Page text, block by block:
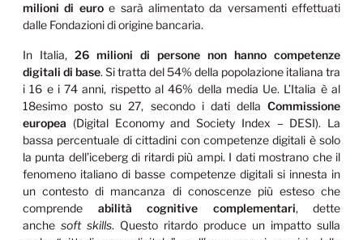
milioni di euroe sarà alimentato da versamenti effettuati
dalle Fondazioni di origine bancaria.
In Italia, 26 milioni di persone non hanno competenze
digitali di base. Si tratta del 54% della popolazione italiana tra
i 16 e i 74 anni, rispetto al 46% della media Ue. L’Italia è al
18esimo posto su 27, secondo i dati della Commissione
europea (Digital Economy and Society Index – DESI). La
bassa percentuale di cittadini con competenze digitali è solo
la punta dell’iceberg di ritardi più ampi. I dati mostrano che il
fenomeno italiano di basse competenze digitali si innesta in
un contesto di mancanza di conoscenze più esteso che
comprende abilità cognitive complementari, dette
anche soft skills. Questo ritardo produce un impatto sulla